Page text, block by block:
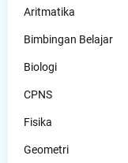
Aritmatika
Bimbingan Belajar
Biologi
CPNS
Fisika
Geometri